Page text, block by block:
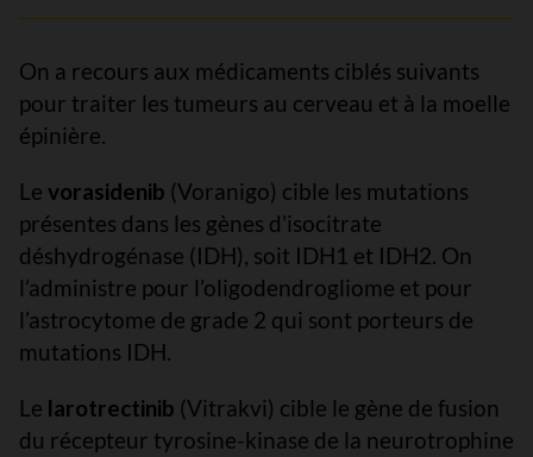
On a recours aux médicaments ciblés suivants
pour traiter les tumeurs au cerveau et à la moelle
épinière.
Le vorasidenib (Voranigo) cible les mutations
présentes dans les gènes d’isocitrate
déshydrogénase (IDH), soit IDH1 et IDH2. On
l’administre pour l’oligodendrogliome et pour
l’astrocytome de grade 2 qui sont porteurs de
mutations IDH.
Le larotrectinib (Vitrakvi) cible le gène de fusion
du récepteur tyrosine-kinase de la neurotrophine